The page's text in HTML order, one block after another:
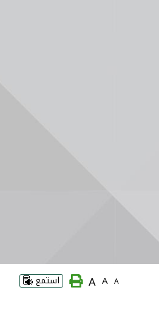
A
A
A استمع